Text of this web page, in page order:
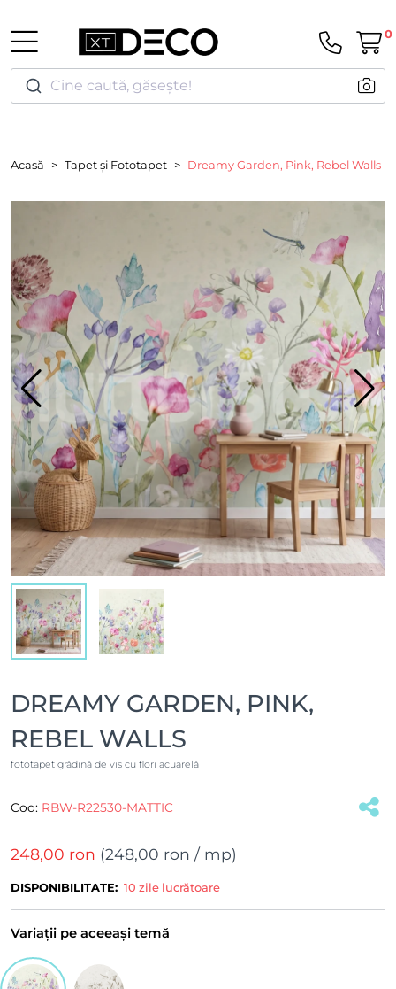
Cine caută, găsește!
0
Acasă Tapet și Fototapet Dreamy Garden, Pink, Rebel Walls
DREAMY GARDEN, PINK,
REBEL WALLS
fototapet grădină de vis cu flori acuarelă
Cod: RBW-R22530-MATTIC
248,00 ron (248,00 ron / mp)
DISPONIBILITATE: 10 zile lucrătoare
Variații pe aceeași temă